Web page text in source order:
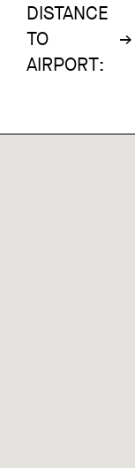
DISTANCE
TO
AIRPORT: